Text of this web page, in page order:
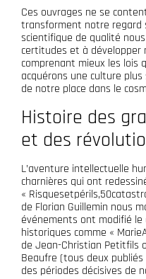
Ces ouvrages ne se
transforment notre regard
scientifique de qualité
certitudes et à développer
comprenant mieux les lois
acquérons une culture
de notre place dans le
Histoire des
et des
L’aventure intellectuelle
charnières qui ont
«
de Florian Guillemin nous
événements ont modifié le
historiques comme «
de Jean-Christian Petitfils
Beaufre (tous deux
des périodes décisives de